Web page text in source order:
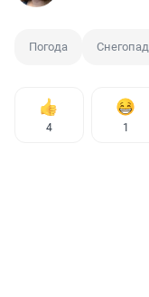
Погода Снегопад
4 1